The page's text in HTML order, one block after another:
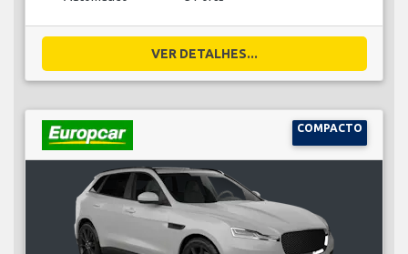
VER DETALHES...
COMPACTO